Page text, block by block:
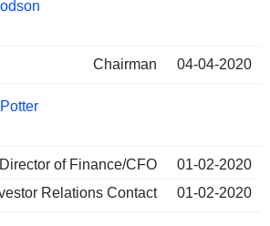
Chairman 04-04-2020
Director of Finance/CFO
01-02-2020
Relations Contact
01-02-2020